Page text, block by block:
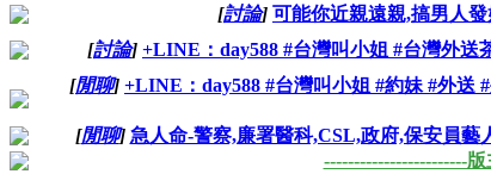
[討論] 可能你近親遠親,搞男人
[討論] +LINE：day588 #台灣叫小姐 #台灣外送
[閒聊] +LINE：day588 #台灣叫小姐 #約妹 #外送
[閒聊] 急人命-警察,廉署醫科,CSL,政府,保安員
------------------------